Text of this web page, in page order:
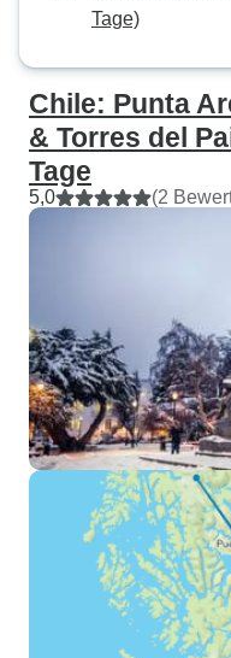
Tage)
Chile: Punta
& Torres del
Tage
5,0 (2